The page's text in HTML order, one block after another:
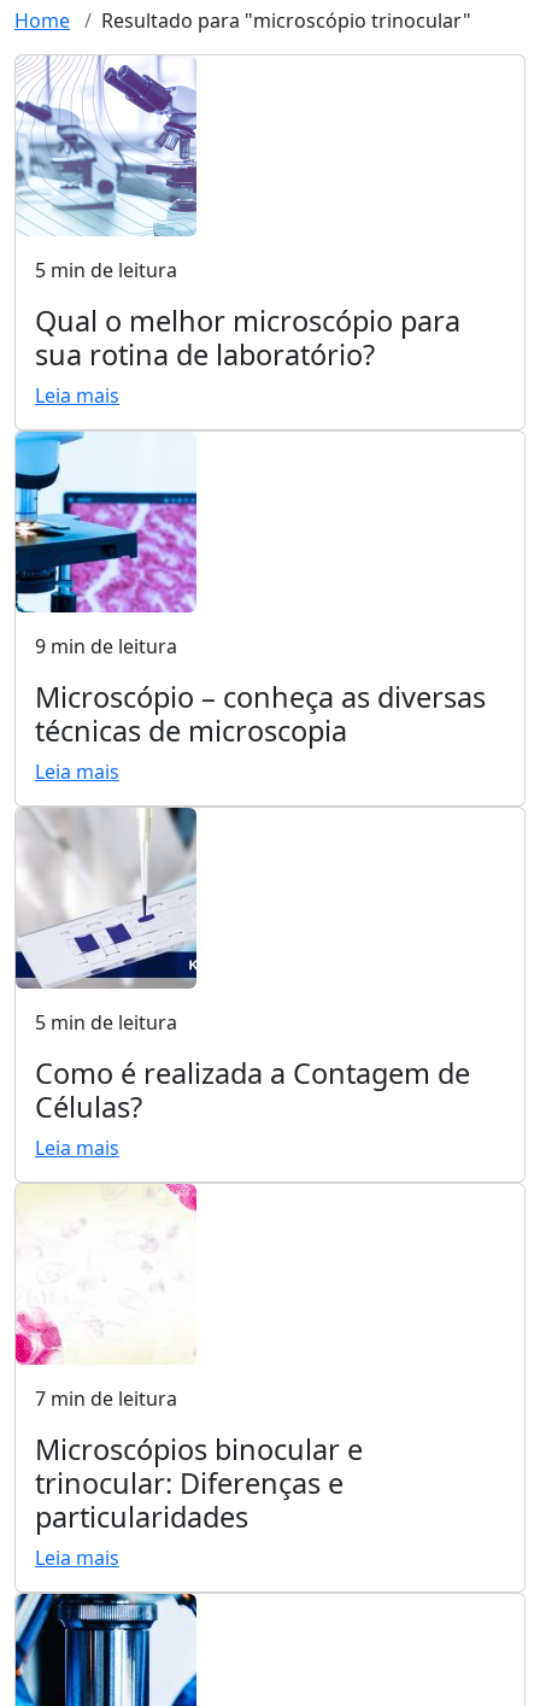
Home Resultado para "microscópio trinocular"
5 min de leitura
Qual o melhor microscópio para
sua rotina de laboratório?
Leia mais
9 min de leitura
Microscópio – conheça as diversas
técnicas de microscopia
Leia mais
5 min de leitura
Como é realizada a Contagem de
Células?
Leia mais
7 min de leitura
Microscópios binocular e
trinocular: Diferenças e
particularidades
Leia mais